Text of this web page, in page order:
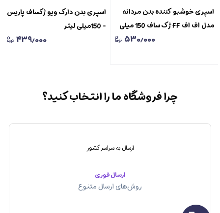
اسپری خوشبو کننده بدن مردانه
مدل اف اف FF ژک ساف 150 میلی
۵۳۰٫۰۰۰
اسپری بدن دارک ویو ژکساف پاریس
- 150میلی لیتر
۴۳۹٫۰۰۰
چرا فروشگاه ما را انتخاب کنید؟
ارسال به سراسر کشور
ارسال فوری
روش‌های ارسال متنوع